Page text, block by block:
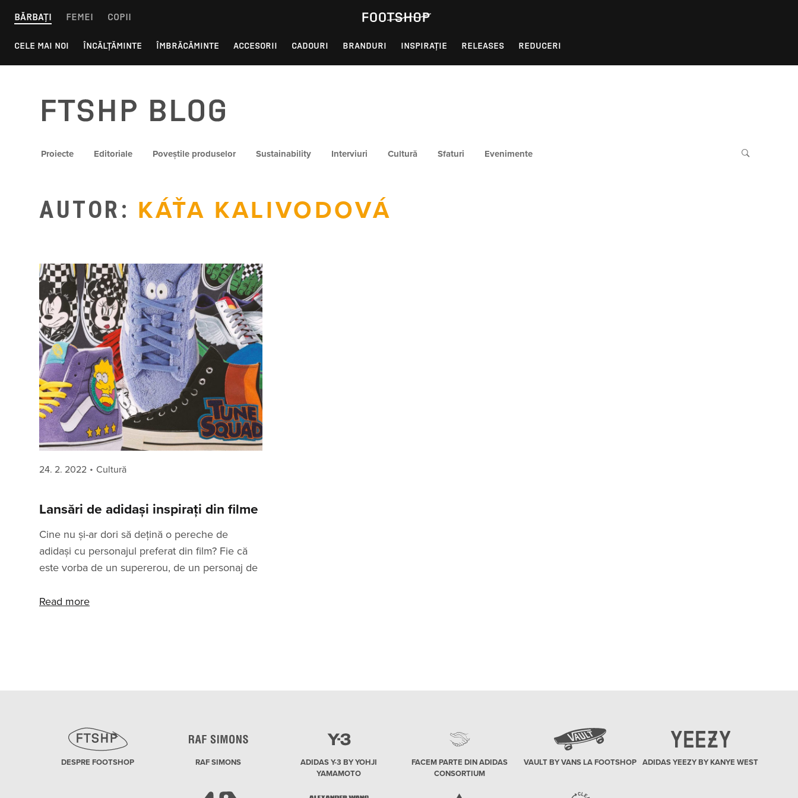
BĂRBAȚI FEMEI COPII
CELE MAI NOI ÎNCĂLȚĂMINTE ÎMBRĂCĂMINTE ACCESORII CADOURI BRANDURI INSPIRAȚIE RELEASES REDUCERI
FTSHP blog
Proiecte Editoriale Poveștile produselor Sustainability Interviuri Cultură Sfaturi Evenimente
AUTOR: KÁŤA KALIVODOVÁ
Posted
24. 2. 2022 Categories
Cultură
Lansări de adidași inspirați din filme
Cine nu și-ar dori să dețină o pereche de
adidași cu personajul preferat din film? Fie că
este vorba de un supererou, de un personaj de
de câte colaborări de adidași cu personaje de
Read more
DESPRE FOOTSHOP RAF SIMONS
ADIDAS Y-3 BY YOHJI
YAMAMOTO
FACEM PARTE DIN ADIDAS
CONSORTIUM
VAULT BY VANS LA FOOTSHOP ADIDAS YEEZY BY KANYE WEST